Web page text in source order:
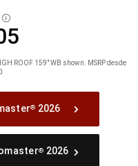
DISCLOSURE
ROOF 159" WB shown. MSRP desde
® 2026
® 2026